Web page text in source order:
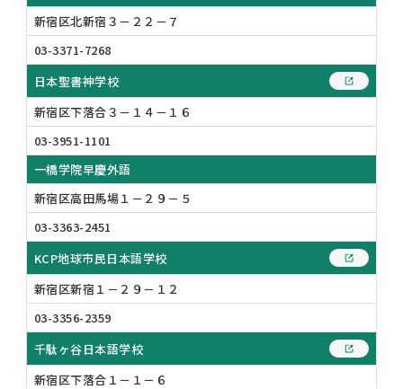
新宿区北新宿３－２２－７
03-3371-7268
日本聖書神学校
新宿区下落合３－１４－１６
03-3951-1101
一橋学院早慶外語
新宿区高田馬場１－２９－５
03-3363-2451
KCP地球市民日本語学校
新宿区新宿１－２９－１２
03-3356-2359
千駄ヶ谷日本語学校
新宿区下落合１－１－６